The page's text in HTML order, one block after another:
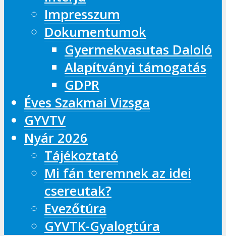
Impresszum
Dokumentumok
Gyermekvasutas Daloló
Alapítványi támogatás
GDPR
Éves Szakmai Vizsga
GYVTV
Nyár 2026
Tájékoztató
Mi fán teremnek az idei
csereutak?
Evezőtúra
GYVTK-Gyalogtúra